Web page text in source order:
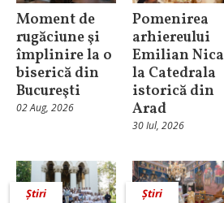
Moment de
rugăciune şi
împlinire la o
biserică din
Bucureşti
02 Aug, 2026
Pomenirea
arhiereului
Emilian Nica
la Catedrala
istorică din
Arad
30 Iul, 2026
Știri Știri